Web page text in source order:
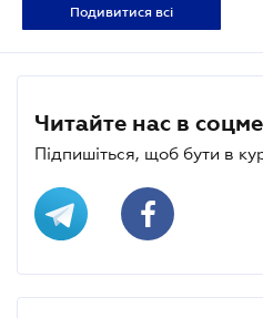
Подивитися всі
Читайте нас в
Підпишіться, щоб бути в